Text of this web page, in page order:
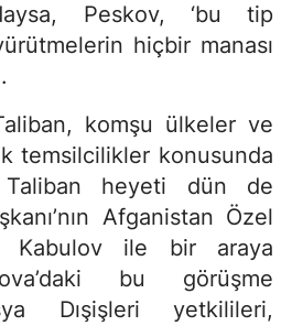
Peskov, ‘bu tip
hiçbir manası
komşu ülkeler ve
temsilcilikler konusunda
heyeti dün de
Afganistan Özel
Kabulov ile bir araya
bu görüşme
Dışişleri yetkilileri,